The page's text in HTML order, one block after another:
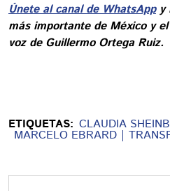
Únete al canal de WhatsAppy
más importante de México y
voz de Guillermo Ortega Ruiz.
ETIQUETAS: CLAUDIA
MARCELO EBRARD